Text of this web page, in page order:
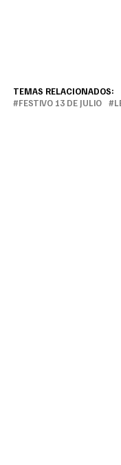
TEMAS RELACIONADOS:
FESTIVO 13 DE JULIO